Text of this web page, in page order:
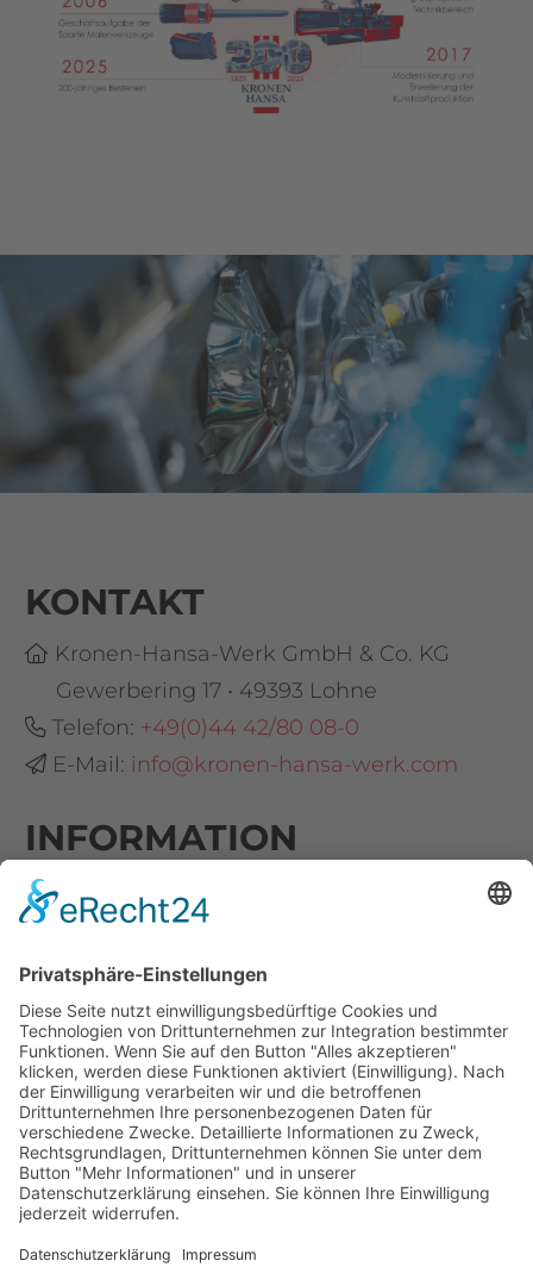
KONTAKT
Kronen-Hansa-Werk GmbH & Co. KG
Gewerbering 17 • 49393 Lohne
Telefon: +49(0)44 42/80 08-0
E-Mail: info@kronen-hansa-werk.com
INFORMATION
Zertifikat
Konformitätserklärungen
Verhaltenskodex
Unternehmenspolitik
#SOCIAL